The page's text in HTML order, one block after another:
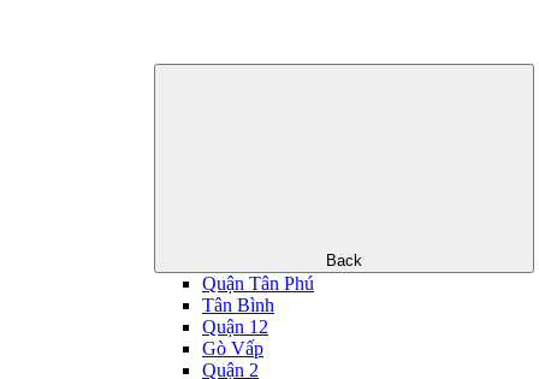
Back
Quận Tân Phú
Tân Bình
Quận 12
Gò Vấp
Quận 2